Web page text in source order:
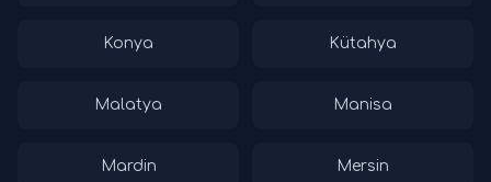
Konya Kütahya
Malatya Manisa
Mardin Mersin